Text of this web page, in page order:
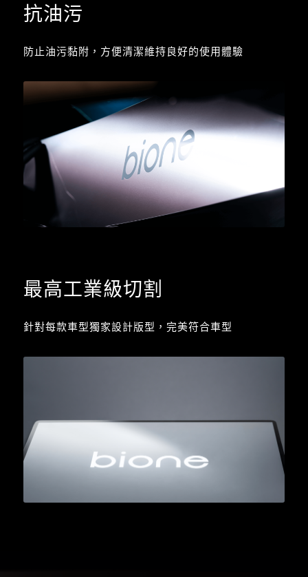
抗油污
防止油污黏附，方便清潔維持良好的使用體驗
最高工業級切割
針對每款車型獨家設計版型，完美符合車型